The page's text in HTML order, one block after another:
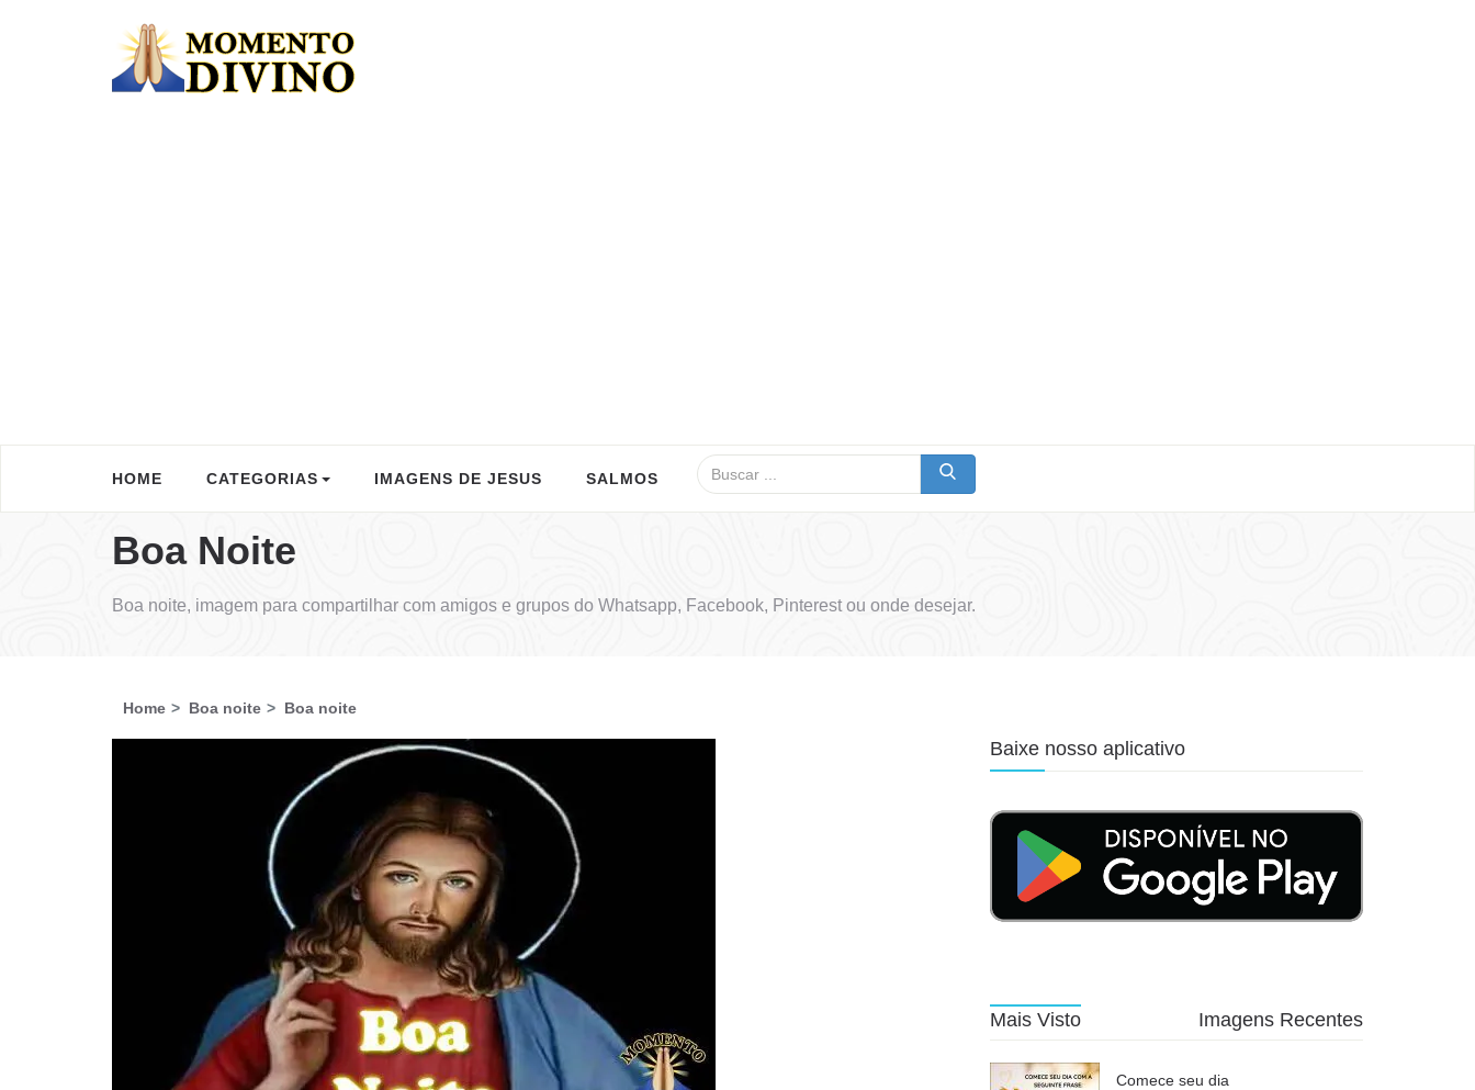
HOME CATEGORIAS IMAGENS DE JESUS SALMOS
Boa Noite
Boa noite, imagem para compartilhar com amigos e grupos do Whatsapp, Facebook, Pinterest ou onde desejar.
Home Boa noite Boa noite
Baixe nosso aplicativo
Mais Visto Imagens Recentes
Comece seu dia